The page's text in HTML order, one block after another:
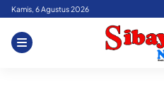
Skip
content
Kamis, 6 Agustus 2026